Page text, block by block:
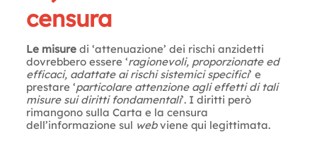
censura
Le misure di ‘attenuazione’ dei rischi anzidetti
dovrebbero essere ‘ragionevoli, proporzionate ed
efficaci, adattate ai rischi sistemici specifici’ e
prestare ‘particolare attenzione agli effetti di tali
misure sui diritti fondamentali’. I diritti però
rimangono sulla Carta e la censura
dell’informazione sul webviene qui legittimata.